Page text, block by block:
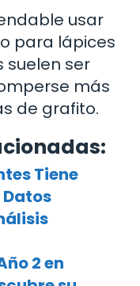
usar
para lápices
suelen ser
más
de grafito.
Tiene
Datos
2 en